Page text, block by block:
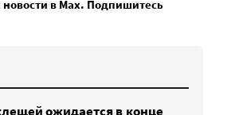
в Max. Подпишитесь
ожидается в конце